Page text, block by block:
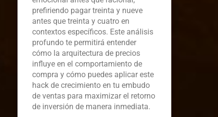
prefiriendo pagar treinta y nueve
antes que treinta y cuatro en
contextos específicos. Este análisis
profundo te permitirá entender
cómo la arquitectura de precios
influye en el comportamiento de
compra y cómo puedes aplicar este
hack de crecimiento en tu embudo
de ventas para maximizar el retorno
de inversión de manera inmediata.